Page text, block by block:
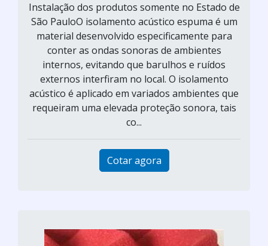
Instalação dos produtos somente no Estado de
São PauloO isolamento acústico espuma é um
material desenvolvido especificamente para
conter as ondas sonoras de ambientes
internos, evitando que barulhos e ruídos
externos interfiram no local. O isolamento
acústico é aplicado em variados ambientes que
requeiram uma elevada proteção sonora, tais
co...
Cotar agora